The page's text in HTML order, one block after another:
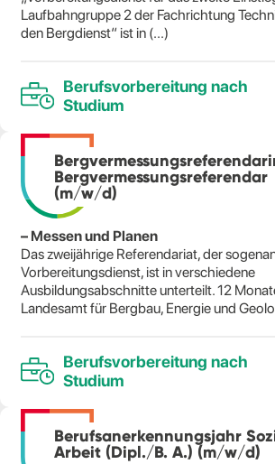
Laufbahngruppe 2 der Fachrichtung
den Bergdienst“ ist in (...)
Berufsvorbereitung nach
Studium
Bergvermessungsreferendar
(m/w/d)
– Messen und Planen
Das zweijährige Referendariat, der
Vorbereitungsdienst, ist in verschiedene
Ausbildungsabschnitte unterteilt. 12
Landesamt für Bergbau, Energie und
Berufsvorbereitung nach
Studium
Berufsanerkennungsjahr
Arbeit (Dipl./B. A.) (m/w/d)